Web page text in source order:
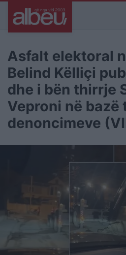
Asfalt elektoral
Belind Këlliçi
dhe i bën thirrje
Veproni në bazë
denoncimeve